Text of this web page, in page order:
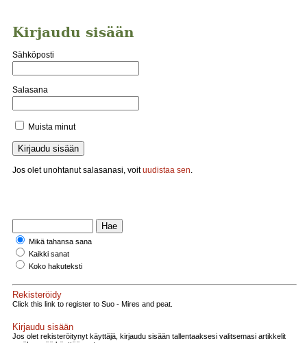
Kirjaudu sisään
Sähköposti
Salasana
Muista minut
Jos olet unohtanut salasanasi, voituudistaa sen
Mikä tahansa sana
Kaikki sanat
Koko hakuteksti
Rekisteröidy
Click this link to register to Suo - Mires and peat.
Kirjaudu sisään
Jos olet rekisteröitynyt käyttäjä, kirjaudu sisään tallentaaksesi valitsemasi artikkelit